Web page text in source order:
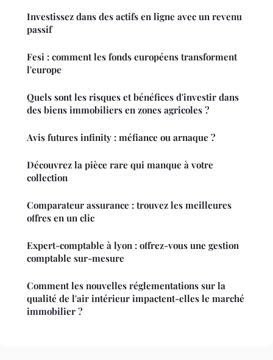
Investissez dans des actifs en ligne avec un revenu
passif
Fesi : comment les fonds européens transforment
l'europe
Quels sont les risques et bénéfices d'investir dans
des biens immobiliers en zones agricoles ?
Avis futures infinity : méfiance ou arnaque ?
Découvrez la pièce rare qui manque à votre
collection
Comparateur assurance : trouvez les meilleures
offres en un clic
Expert-comptable à lyon : offrez-vous une gestion
comptable sur-mesure
Comment les nouvelles réglementations sur la
qualité de l'air intérieur impactent-elles le marché
immobilier ?